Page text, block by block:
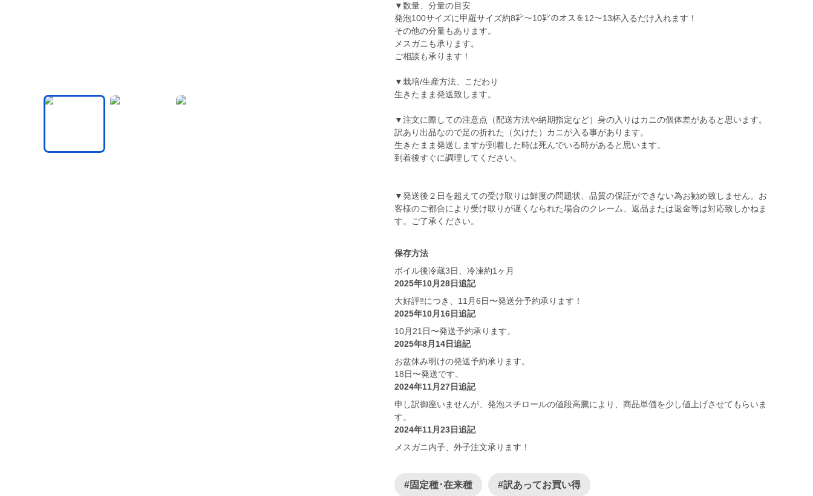
▼数量、分量の目安
発泡100サイズに甲羅サイズ約8㌢〜10㌢のオスを12〜13杯入るだけ入れます！
その他の分量もあります。
メスガニも承ります。
ご相談も承ります！
▼栽培/生産方法、こだわり
生きたまま発送致します。
▼注文に際しての注意点（配送方法や納期指定など）身の入りはカニの個体差があると思います。
訳あり出品なので足の折れた（欠けた）カニが入る事があります。
生きたまま発送しますが到着した時は死んでいる時があると思います。
到着後すぐに調理してください。
▼発送後２日を超えての受け取りは鮮度の問題状、品質の保証ができない為お勧め致しません。お
客様のご都合により受け取りが遅くなられた場合のクレーム、返品または返金等は対応致しかねま
保存方法
ボイル後冷蔵3日、冷凍約1ヶ月
2025年10月28日追記
大好評‼️につき、11月6日〜発送分予約承ります！
2025年10月16日追記
10月21日〜発送予約承ります。
2025年8月14日追記
お盆休み明けの発送予約承ります。
18日〜発送です。
2024年11月27日追記
申し訳御座いませんが、発泡スチロールの値段高騰により、商品単価を少し値上げさせてもらいま
す。
2024年11月23日追記
メスガニ内子、外子注文承ります！
#固定種･在来種 #訳あってお買い得